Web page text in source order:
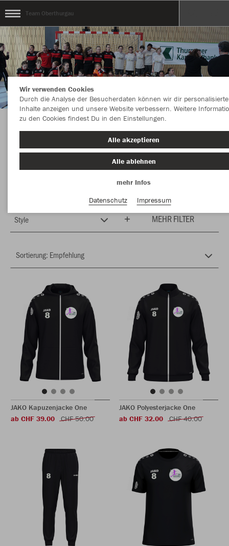
Team Oberthurgau
Herzlich Willkommen im Teamshop Team
Oberthurgau
Style MEHR FILTER
JAKO Kapuzenjacke One
ab CHF 39.00
CHF 50.00
JAKO Polyesterjacke One
ab CHF 32.00
CHF 40.00
Wir verwenden Cookies
Durch die Analyse der Besucherdaten können wir dir personalisierte
Inhalte anzeigen und unsere Website verbessern. Weitere
zu den Cookies findest Du in den Einstellungen.
Alle akzeptieren
Alle ablehnen
mehr Infos
Datenschutz
Impressum